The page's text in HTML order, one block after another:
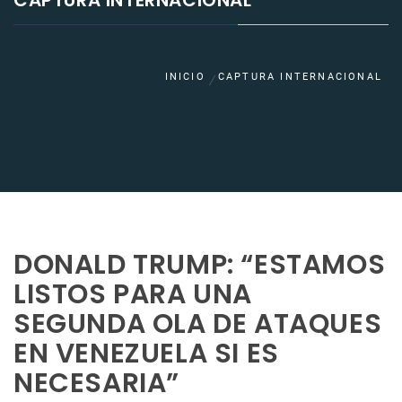
INICIO CAPTURA INTERNACIONAL
DONALD TRUMP: “ESTAMOS
LISTOS PARA UNA
SEGUNDA OLA DE ATAQUES
EN VENEZUELA SI ES
NECESARIA”